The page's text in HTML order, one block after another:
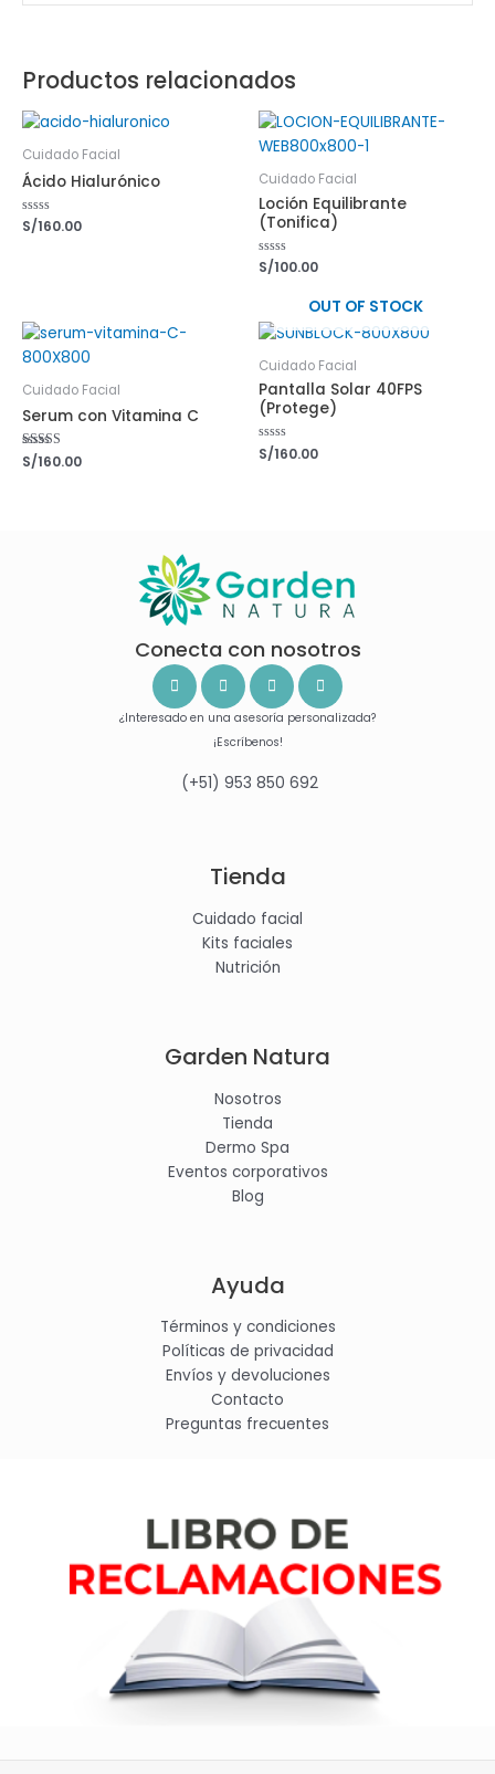
Productos relacionados
Cuidado Facial
Ácido Hialurónico
Nominal
S/160.00
Cuidado Facial
Loción Equilibrante
(Tonifica)
Nominal
S/100.00
Cuidado Facial
Serum con Vitamina C
Nominal
5.00
S/160.00
OUT OF STOCK
Cuidado Facial
Pantalla Solar 40FPS
(Protege)
Nominal
0
S/160.00
Conecta con nosotros
¿Interesado en una asesoría personalizada?
¡Escríbenos!
(+51) 953 850 692
Tienda
Cuidado facial
Kits faciales
Nutrición
Garden Natura
Nosotros
Tienda
Dermo Spa
Eventos corporativos
Blog
Ayuda
Términos y condiciones
Políticas de privacidad
Envíos y devoluciones
Contacto
Preguntas frecuentes